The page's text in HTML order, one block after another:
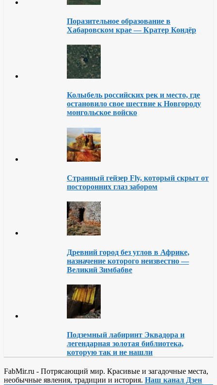
Поразительное образование в
Хабаровском крае — Кратер Кондёр
Колыбель российских рек и место, где
остановило свое шествие к Новгороду
монгольское войско
Странный гейзер Fly, который скрыт от
посторонних глаз забором
Древний город без углов в Африке,
назначение которого неизвестно —
Великий Зимбабве
Подземный лабиринт Эквадора и
легендарная золотая библиотека,
которую так и не нашли
FabMir.ru - Потрясающий мир. Красивые и загадочные места,
необычные явления, традиции и история. Наш канал Дзен